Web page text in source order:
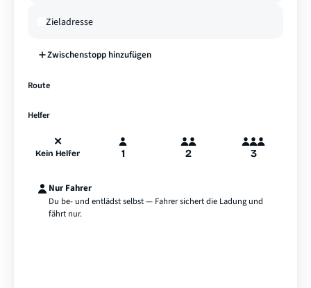
Zwischenstopp hinzufügen
Route
Helfer
✕
Kein Helfer 1 2 3
Nur Fahrer
Du be- und entlädst selbst — Fahrer sichert die Ladung und
fährt nur.